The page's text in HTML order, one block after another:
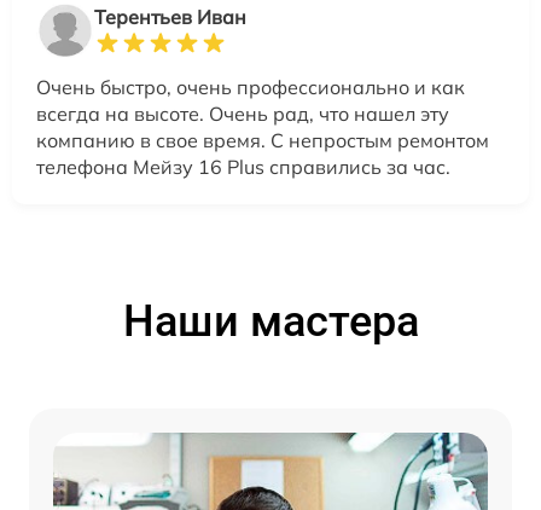
Терентьев Иван
Очень быстро, очень профессионально и как
всегда на высоте. Очень рад, что нашел эту
компанию в свое время. С непростым ремонтом
телефона Мейзу 16 Plus справились за час.
Наши мастера